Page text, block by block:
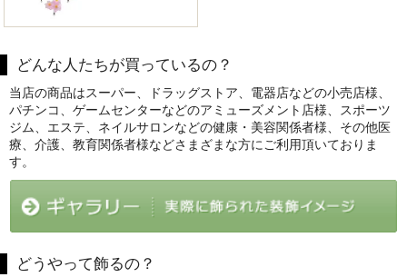
どんな人たちが買っているの？
当店の商品はスーパー、ドラッグストア、電器店などの小売店様、
パチンコ、ゲームセンターなどのアミューズメント店様、スポーツ
ジム、エステ、ネイルサロンなどの健康・美容関係者様、その他医
療、介護、教育関係者様などさまざまな方にご利用頂いておりま
す。
どうやって飾るの？